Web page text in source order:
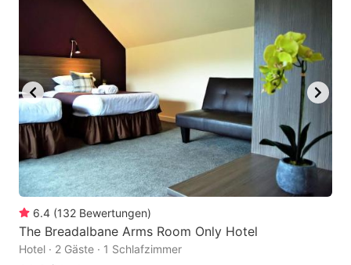
6.4 (132 Bewertungen)
The Breadalbane Arms Room Only Hotel
Hotel · 2 Gäste · 1 Schlafzimmer